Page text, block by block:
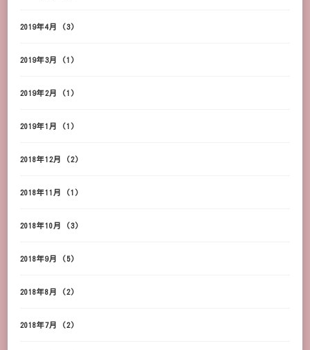
2019年4月 (3)
2019年3月 (1)
2019年2月 (1)
2019年1月 (1)
2018年12月 (2)
2018年11月 (1)
2018年10月 (3)
2018年9月 (5)
2018年8月 (2)
2018年7月 (2)